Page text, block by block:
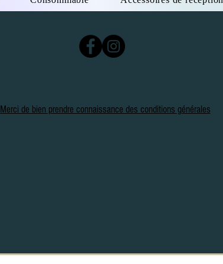
Merci de bien prendre connaissance des conditions générales